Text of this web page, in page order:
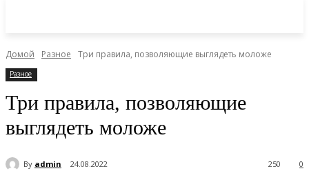
Домой Разное Три правила, позволяющие выглядеть моложе
Разное
Три правила, позволяющие
выглядеть моложе
By admin 24.08.2022 0
250